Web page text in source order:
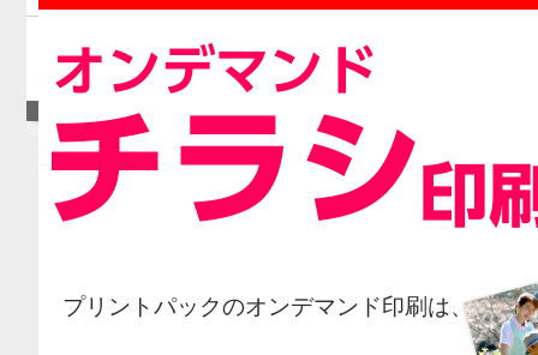
プリントパックのオンデマンド印刷は、